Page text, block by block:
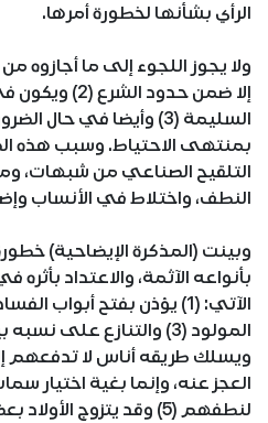
الرأي بشأنها لخطورة أمرها.
إلا ضمن حدود
بمنتهى الاحتياط. وسبب هذه
التلقيح الصناعي من شبهات،
النطف، واختلاط في الأنساب
وبينت (المذكرة الإيضاحية)
بأنواعه الآثمة، والاعتداد
ويسلك طريقه أناس لا تدفعهم
العجز عنه، وإنما بغية اختيار
لنطفهم (5) وقد يتزوج